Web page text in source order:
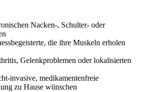
Nacken-, Schulter- oder
die ihre Muskeln erholen
Gelenkproblemen oder lokalisierten
invasive, medikamentenfreie
zu Hause wünschen